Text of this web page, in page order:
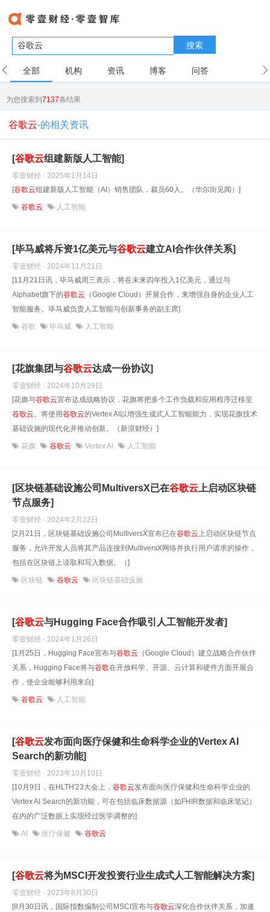
搜索
全部 机构 资讯 博客 问答
为您搜索到7137条结果
谷歌云-的相关资讯
[谷歌云组建新版人工智能]
零壹财经 · 2025年1月14日
[谷歌云组建新版人工智能（AI）销售团队，裁员60人。（华尔街见闻）]
谷歌云 人工智能
[毕马威将斥资1亿美元与谷歌云建立AI合作伙伴关系]
零壹财经 · 2024年11月21日
[11月21日讯，毕马威周三表示，将在未来四年投入1亿美元，通过与
Alphabet旗下的谷歌云 （Google Cloud）开展合作，来增强自身的企业人工
智能服务。毕马威负责人工智能与创新事务的副主席]
谷歌 毕马威 人工智能
[花旗集团与谷歌云达成一份协议]
零壹财经 · 2024年10月29日
[花旗与谷歌云宣布达成战略协议，花旗将把多个工作负载和应用程序迁移至
谷歌云。将使用谷歌云的Vertex AI以增强生成式人工智能能力，实现花旗技术
基础设施的现代化并推动创新。（新浪财经）]
花旗 谷歌云 Vertex AI 人工智能
[区块链基础设施公司MultiversX已在谷歌云 上启动区块链
节点服务]
零壹财经 · 2024年2月22日
[2月21日，区块链基础设施公司MultiversX宣布已在谷歌云上启动区块链节点
服务，允许开发人员将其产品连接到MultiversX网络并执行用户请求的操作，
包括在区块链上读取和写入数据。（]
区块链 谷歌云 区块链基础设施
[谷歌云与Hugging Face合作吸引人工智能开发者]
零壹财经 · 2024年1月26日
[1月25日，Hugging Face宣布与谷歌云 （Google Cloud）建立战略合作伙伴
关系，Hugging Face将与谷歌在开放科学、开源、云计算和硬件方面开展合
作，使企业能够利用来自]
谷歌云 人工智能
[谷歌云发布面向医疗保健和生命科学企业的Vertex AI
Search的新功能]
零壹财经 · 2023年10月10日
[10月9日，在HLTH'23大会上， 谷歌云发布面向医疗保健和生命科学企业的
Vertex AI Search的新功能，可在包括临床数据源（如FHIR数据和临床笔记）
在内的广泛数据上实现经过医学调整的]
AI 医疗保健 谷歌云
[谷歌云将为MSCI开发投资行业生成式人工智能解决方案]
零壹财经 · 2023年8月30日
[8月30日讯，国际指数编制公司MSCI宣布与谷歌云深化合作伙伴关系，加速